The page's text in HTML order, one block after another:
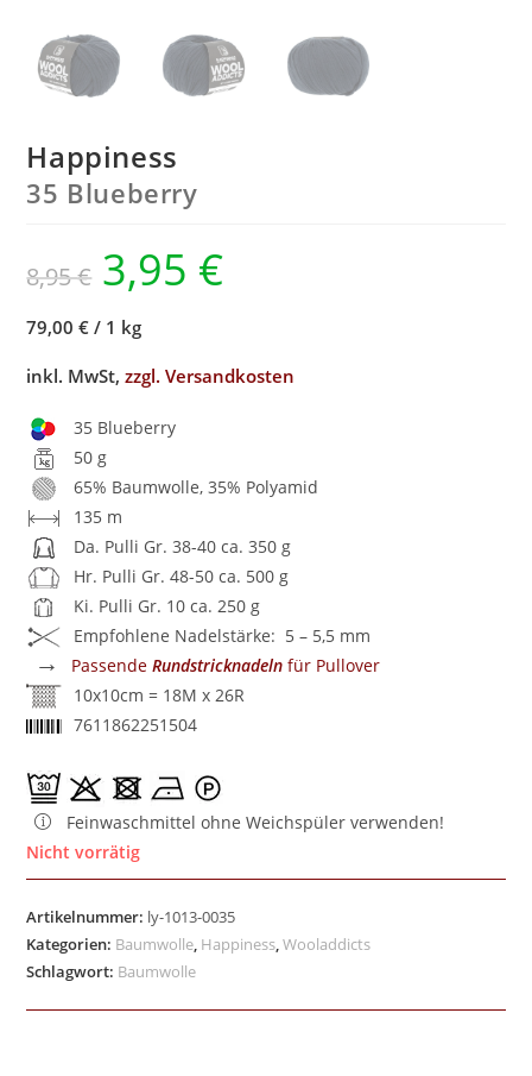
Happiness
35 Blueberry
8,95€ 3,95 €
79,00 € / 1 kg
inkl. MwSt,zzgl. Versandkosten
35 Blueberry
50 g
65% Baumwolle, 35% Polyamid
135 m
Da. Pulli Gr. 38-40 ca. 350 g
Hr. Pulli Gr. 48-50 ca. 500 g
Ki. Pulli Gr. 10 ca. 250 g
Empfohlene Nadelstärke: 5 – 5,5 mm
→ PassendeRundstricknadeln für Pullover
10x10cm = 18M x 26R
7611862251504
Feinwaschmittel ohne Weichspüler verwenden!
Nicht vorrätig
Artikelnummer: ly-1013-0035
Kategorien: Baumwolle Happiness ,Wooladdicts
Schlagwort: Baumwolle